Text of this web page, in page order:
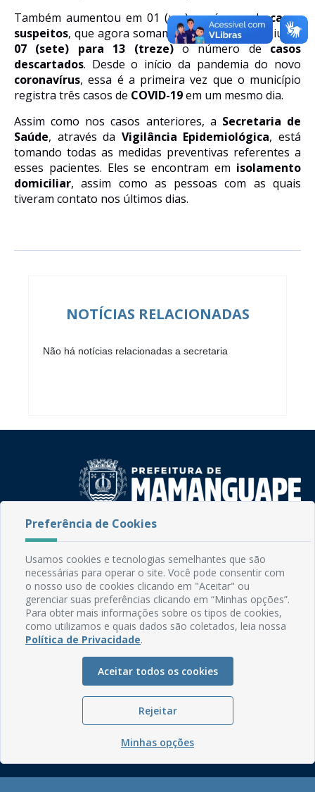
Também aumentou em 01 (um)o número decasos
suspeitos, que agora somam15 (quinze),e subiu de
07 (sete) para 13 (treze) o número decasos
descartados. Desde o início da pandemia do novo
coronavírus, essa é a primeira vez que o município
registra três casos de COVID-19em um mesmo dia.
Assim como nos casos anteriores, a Secretaria de
Saúde, através da Vigilância Epidemiológica, está
tomando todas as medidas preventivas referentes a
esses pacientes. Eles se encontram em isolamento
domiciliar, assim como as pessoas com as quais
tiveram contato nos últimos dias.
NOTÍCIAS RELACIONADAS
Não há notícias relacionadas a secretaria
Fone: (83) 3292-2246
Email: comunicacao@mamanguape.pb.gov.br
Expediente: Segunda à Sexta, das 08h às 13h
Mapa do Site
Perguntas frequentes
Manual de Navegação
Glossário
Ouvidoria
Política de Privacidade
Preferência de Cookies
Usamos cookies e tecnologias semelhantes que são
necessárias para operar o site. Você pode consentir com
o nosso uso de cookies clicando em "Aceitar" ou
gerenciar suas preferências clicando em “Minhas opções”.
Para obter mais informações sobre os tipos de cookies,
como utilizamos e quais dados são coletados, leia nossa
Política de Privacidade.
Aceitar todos os cookies
Rejeitar
Minhas opções